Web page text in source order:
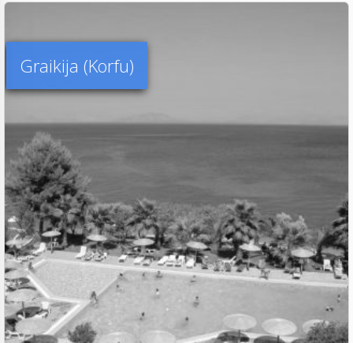
Graikija (Korfu)